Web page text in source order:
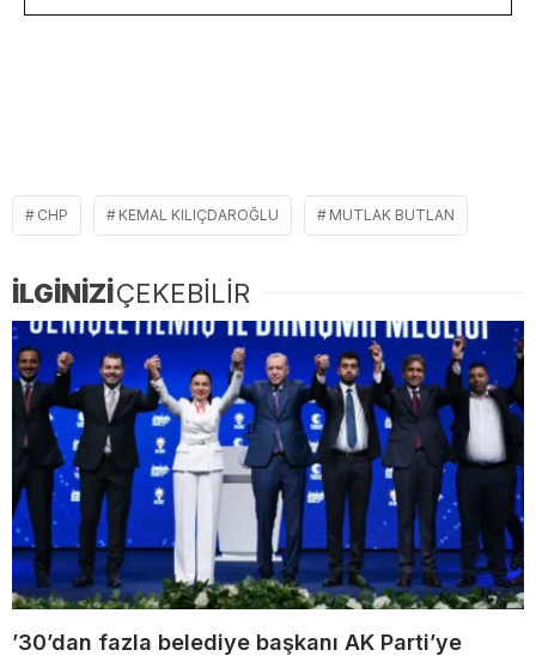
CHP KEMAL KILIÇDAROĞLU MUTLAK BUTLAN
İLGİNİZİÇEKEBİLİR
’30’dan fazla belediye başkanı AK Parti’ye